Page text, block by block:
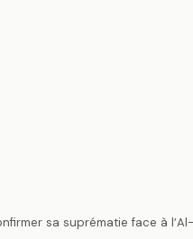
sa suprématie face à